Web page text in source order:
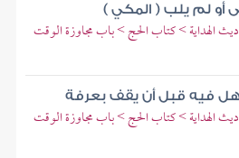
أو لم يلب ( المكي )
الهداية > كتاب الحج > باب مجاوزة الوقت
فيه قبل أن يقف بعرفة
الهداية > كتاب الحج > باب مجاوزة الوقت